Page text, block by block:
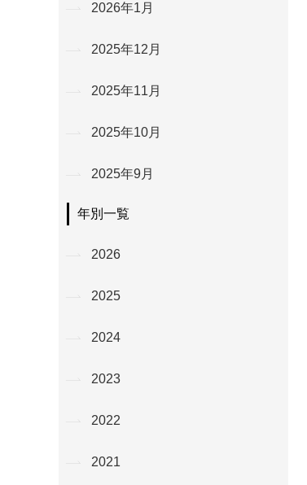
2026年1月
2025年12月
2025年11月
2025年10月
2025年9月
年別一覧
2026
2025
2024
2023
2022
2021